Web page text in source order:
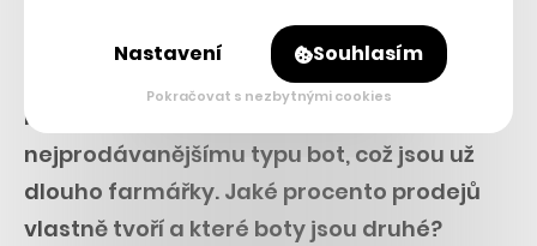
Kůže ale jednoznačně patří k vašemu
nejprodávanějšímu typu bot, což jsou už
dlouho farmářky. Jaké procento prodejů
vlastně tvoří a které boty jsou druhé?
Nastavení Souhlasím
Pokračovat s nezbytnými cookies